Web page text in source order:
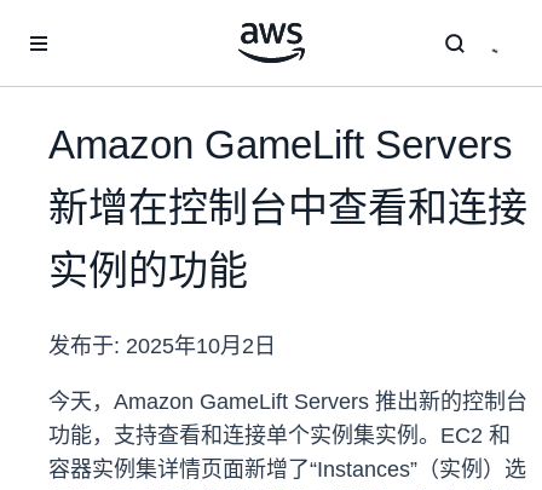
Amazon GameLift Servers
新增在控制台中查看和连接
实例的功能
发布于: 2025年10月2日
今天，Amazon GameLift Servers 推出新的控制台
功能，支持查看和连接单个实例集实例。EC2 和
容器实例集详情页面新增了“Instances”（实例）选